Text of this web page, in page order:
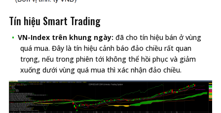
Tín hiệu Smart Trading
VN-Index trên khung ngày: đã cho tín hiệu bán ở vùng
quá mua. Đây là tín hiệu cảnh báo đảo chiều rất quan
trọng, nếu trong phiên tới không thể hồi phục và giảm
xuống dưới vùng quá mua thì xác nhận đảo chiều.